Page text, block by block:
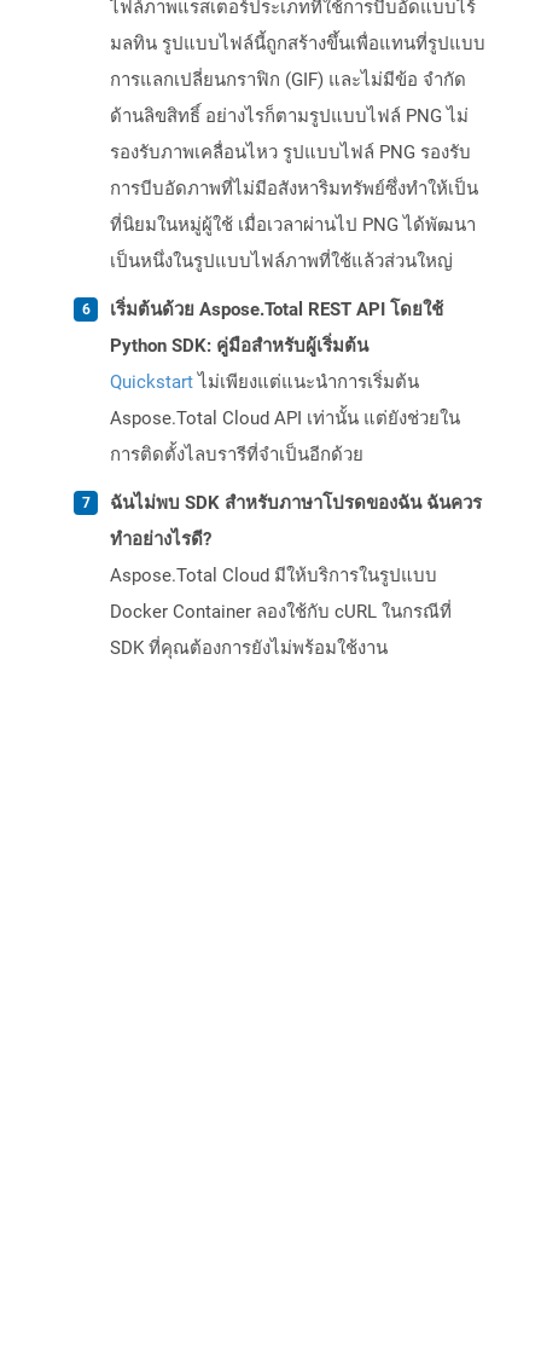
ไฟล์ภาพแรสเตอร์ประเภทที่ใช้การบีบอัดแบบไร้
มลทิน รูปแบบไฟล์นี้ถูกสร้างขึ้นเพื่อแทนที่รูปแบบ
การแลกเปลี่ยนกราฟิก (GIF) และไม่มีข้อ จำกัด
ด้านลิขสิทธิ์ อย่างไรก็ตามรูปแบบไฟล์ PNG ไม่
รองรับภาพเคลื่อนไหว รูปแบบไฟล์ PNG รองรับ
การบีบอัดภาพที่ไม่มีอสังหาริมทรัพย์ซึ่งทำให้เป็น
ที่นิยมในหมู่ผู้ใช้ เมื่อเวลาผ่านไป PNG ได้พัฒนา
เป็นหนึ่งในรูปแบบไฟล์ภาพที่ใช้แล้วส่วนใหญ่
เริ่มต้นด้วย Aspose.Total REST API โดยใช้
Python SDK: คู่มือสำหรับผู้เริ่มต้น
Quickstartไม่เพียงแต่แนะนำการเริ่มต้น
Aspose.Total Cloud API เท่านั้น แต่ยังช่วยใน
การติดตั้งไลบรารีที่จำเป็นอีกด้วย
ฉันไม่พบ SDK สำหรับภาษาโปรดของฉัน ฉันควร
ทำอย่างไรดี?
Aspose.Total Cloud มีให้บริการในรูปแบบ
Docker Container ลองใช้กับ cURL ในกรณีที่
SDK ที่คุณต้องการยังไม่พร้อมใช้งาน